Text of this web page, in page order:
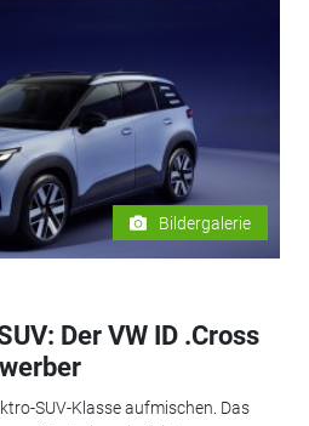
Bildergalerie
Der VW ID .Cross
SUV-Klasse aufmischen. Das